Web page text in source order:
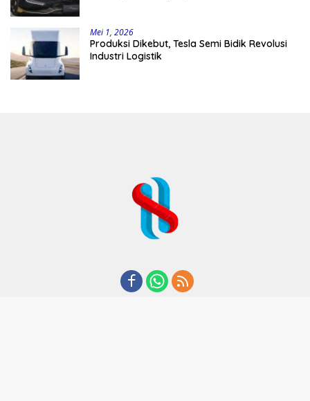
Mei 1, 2026
Produksi Dikebut, Tesla Semi Bidik Revolusi
Industri Logistik